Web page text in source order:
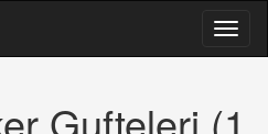
Gufteleri (1